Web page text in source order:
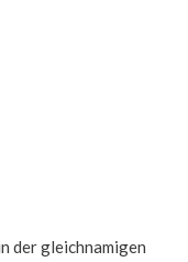
der gleichnamigen